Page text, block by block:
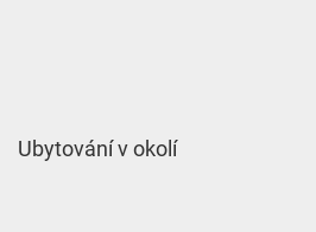
Ubytování v okolí